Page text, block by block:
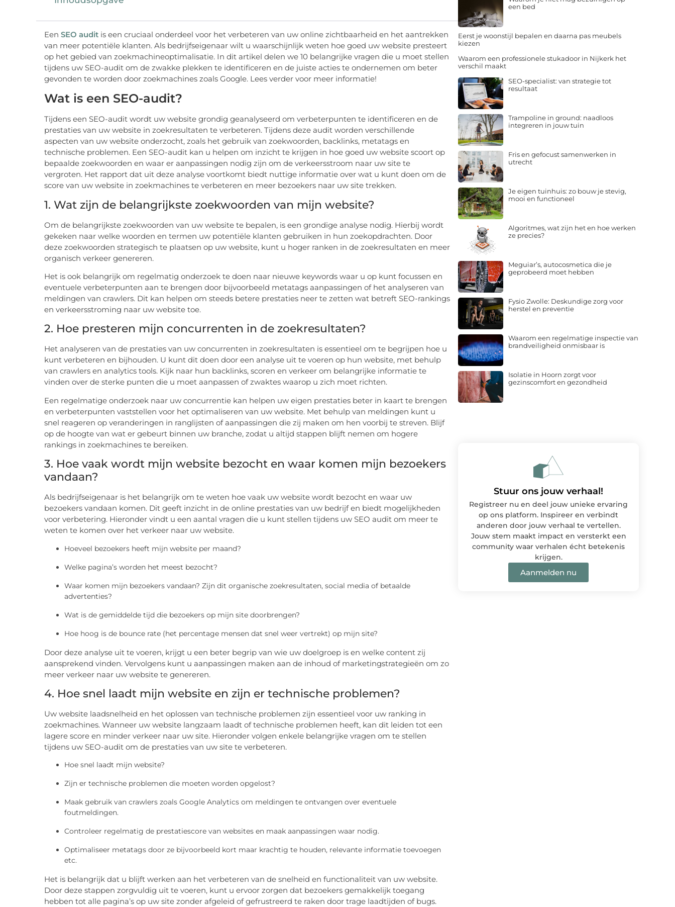
Een SEO audit is een cruciaal onderdeel voor het verbeteren van uw online zichtbaarheid en het aantrekken
van meer potentiële klanten. Als bedrijfseigenaar wilt u waarschijnlijk weten hoe goed uw website presteert
op het gebied van zoekmachineoptimalisatie. In dit artikel delen we 10 belangrijke vragen die u moet stellen
tijdens uw SEO-audit om de zwakke plekken te identificeren en de juiste acties te ondernemen om beter
gevonden te worden door zoekmachines zoals Google. Lees verder voor meer informatie!
Wat is een SEO-audit?
Tijdens een SEO-audit wordt uw website grondig geanalyseerd om verbeterpunten te identificeren en de
prestaties van uw website in zoekresultaten te verbeteren. Tijdens deze audit worden verschillende
aspecten van uw website onderzocht, zoals het gebruik van zoekwoorden, backlinks, metatags en
technische problemen. Een SEO-audit kan u helpen om inzicht te krijgen in hoe goed uw website scoort op
bepaalde zoekwoorden en waar er aanpassingen nodig zijn om de verkeersstroom naar uw site te
vergroten. Het rapport dat uit deze analyse voortkomt biedt nuttige informatie over wat u kunt doen om de
score van uw website in zoekmachines te verbeteren en meer bezoekers naar uw site trekken.
1. Wat zijn de belangrijkste zoekwoorden van mijn website?
Om de belangrijkste zoekwoorden van uw website te bepalen, is een grondige analyse nodig. Hierbij wordt
gekeken naar welke woorden en termen uw potentiële klanten gebruiken in hun zoekopdrachten. Door
deze zoekwoorden strategisch te plaatsen op uw website, kunt u hoger ranken in de zoekresultaten en meer
organisch verkeer genereren.
Het is ook belangrijk om regelmatig onderzoek te doen naar nieuwe keywords waar u op kunt focussen en
eventuele verbeterpunten aan te brengen door bijvoorbeeld metatags aanpassingen of het analyseren van
meldingen van crawlers. Dit kan helpen om steeds betere prestaties neer te zetten wat betreft SEO-rankings
en verkeersstroming naar uw website toe.
2. Hoe presteren mijn concurrenten in de zoekresultaten?
Het analyseren van de prestaties van uw concurrenten in zoekresultaten is essentieel om te begrijpen hoe u
kunt verbeteren en bijhouden. U kunt dit doen door een analyse uit te voeren op hun website, met behulp
van crawlers en analytics tools. Kijk naar hun backlinks, scoren en verkeer om belangrijke informatie te
vinden over de sterke punten die u moet aanpassen of zwaktes waarop u zich moet richten.
Een regelmatige onderzoek naar uw concurrentie kan helpen uw eigen prestaties beter in kaart te brengen
en verbeterpunten vaststellen voor het optimaliseren van uw website. Met behulp van meldingen kunt u
snel reageren op veranderingen in ranglijsten of aanpassingen die zij maken om hen voorbij te streven. Blijf
op de hoogte van wat er gebeurt binnen uw branche, zodat u altijd stappen blijft nemen om hogere
rankings in zoekmachines te bereiken.
3. Hoe vaak wordt mijn website bezocht en waar komen mijn bezoekers
vandaan?
Als bedrijfseigenaar is het belangrijk om te weten hoe vaak uw website wordt bezocht en waar uw
bezoekers vandaan komen. Dit geeft inzicht in de online prestaties van uw bedrijf en biedt mogelijkheden
voor verbetering. Hieronder vindt u een aantal vragen die u kunt stellen tijdens uw SEO audit om meer te
weten te komen over het verkeer naar uw website.
Hoeveel bezoekers heeft mijn website per maand?
Welke pagina’s worden het meest bezocht?
Waar komen mijn bezoekers vandaan? Zijn dit organische zoekresultaten, social media of betaalde
advertenties?
Wat is de gemiddelde tijd die bezoekers op mijn site doorbrengen?
Hoe hoog is de bounce rate (het percentage mensen dat snel weer vertrekt) op mijn site?
Door deze analyse uit te voeren, krijgt u een beter begrip van wie uw doelgroep is en welke content zij
aansprekend vinden. Vervolgens kunt u aanpassingen maken aan de inhoud of marketingstrategieën om zo
meer verkeer naar uw website te genereren.
4. Hoe snel laadt mijn website en zijn er technische problemen?
Uw website laadsnelheid en het oplossen van technische problemen zijn essentieel voor uw ranking in
zoekmachines. Wanneer uw website langzaam laadt of technische problemen heeft, kan dit leiden tot een
lagere score en minder verkeer naar uw site. Hieronder volgen enkele belangrijke vragen om te stellen
tijdens uw SEO-audit om de prestaties van uw site te verbeteren.
Hoe snel laadt mijn website?
Zijn er technische problemen die moeten worden opgelost?
Maak gebruik van crawlers zoals Google Analytics om meldingen te ontvangen over eventuele
foutmeldingen.
Controleer regelmatig de prestatiescore van websites en maak aanpassingen waar nodig.
Optimaliseer metatags door ze bijvoorbeeld kort maar krachtig te houden, relevante informatie toevoegen
etc.
Het is belangrijk dat u blijft werken aan het verbeteren van de snelheid en functionaliteit van uw website.
Door deze stappen zorgvuldig uit te voeren, kunt u ervoor zorgen dat bezoekers gemakkelijk toegang
hebben tot alle pagina’s op uw site zonder afgeleid of gefrustreerd te raken door trage laadtijden of bugs.
een bed
Eerst je woonstijl bepalen en daarna pas meubels
kiezen
Waarom een professionele stukadoor in Nijkerk het
verschil maakt
SEO-specialist: van strategie tot
resultaat
Trampoline in ground: naadloos
integreren in jouw tuin
Fris en gefocust samenwerken in
utrecht
Je eigen tuinhuis: zo bouw je stevig,
mooi en functioneel
Algoritmes, wat zijn het en hoe werken
ze precies?
Meguiar’s, autocosmetica die je
geprobeerd moet hebben
Fysio Zwolle: Deskundige zorg voor
herstel en preventie
Waarom een regelmatige inspectie van
brandveiligheid onmisbaar is
Isolatie in Hoorn zorgt voor
gezinscomfort en gezondheid
Stuur ons jouw verhaal!
Registreer nu en deel jouw unieke ervaring
op ons platform. Inspireer en verbindt
anderen door jouw verhaal te vertellen.
Jouw stem maakt impact en versterkt een
community waar verhalen écht betekenis
krijgen.
Aanmelden nu